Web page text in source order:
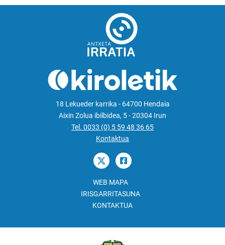
18 Lekueder karrika - 64700 Hendaia
Aixin Zolua ibilbidea, 5 - 20304 Irun
Tel. 0033 (0) 5 59 48 36 65
Kontaktua
WEB MAPA
IRISGARRITASUNA
KONTAKTUA